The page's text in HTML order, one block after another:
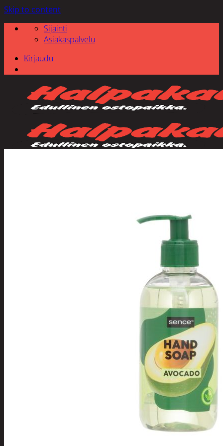
Skip to content
Sijainti
Asiakaspalvelu
Kirjaudu
Joulu- ja kausivalot
Eläimet ja
tontut
Kyntteliköt
Valoketjut ja
kuusenvalot
Joulukoristeet
Kranssit ja
asetelmat
Tontut ja
muut
Joulutekstiilit
Paketointi
Marjastus